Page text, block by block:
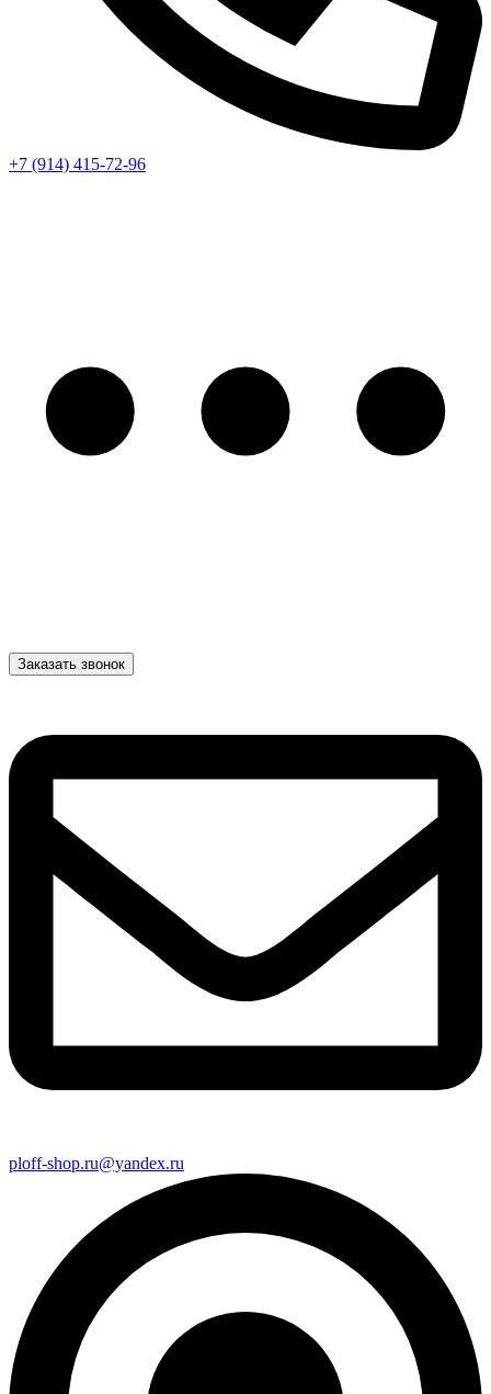
+7 (914) 415-72-96
Заказать звонок
ploff-shop.ru@yandex.ru